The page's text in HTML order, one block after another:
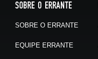
SOBRE O ERRANTE
SOBRE O ERRANTE
EQUIPE ERRANTE